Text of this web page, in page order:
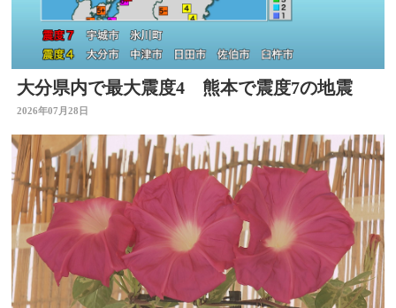
大分県内で最大震度4 熊本で震度7の地震
2026年07月28日